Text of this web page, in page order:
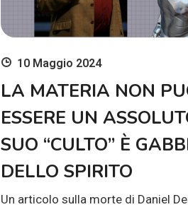
10 Maggio 2024
LA MATERIA NON
ESSERE UN
SUO “CULTO” È
DELLO SPIRITO
Un articolo sulla morte di Daniel